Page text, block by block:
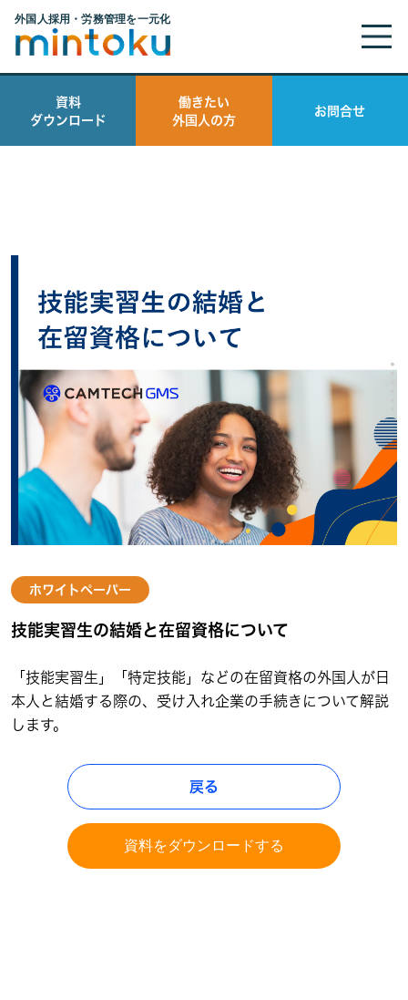
資料
ダウンロード
働きたい
外国人の方
お問合せ
ホワイトペーパー
技能実習生の結婚と在留資格について
「技能実習生」「特定技能」などの在留資格の外国人が日
本人と結婚する際の、受け入れ企業の手続きについて解説
します。
戻る
資料をダウンロードする